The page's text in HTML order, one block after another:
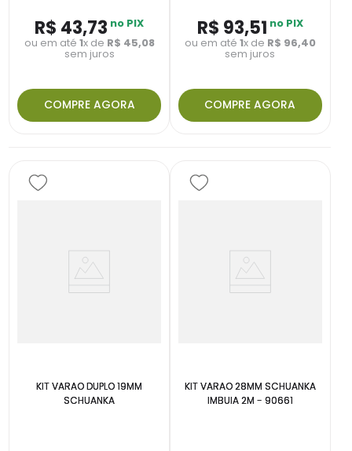
R$ 43,73 no PIX
ou em até 1x de R$ 45,08
sem juros
COMPRE AGORA
R$ 93,51 no PIX
ou em até 1x de R$ 96,40
sem juros
COMPRE AGORA
KIT VARAO DUPLO 19MM
SCHUANKA
KIT VARAO 28MM SCHUANKA
IMBUIA 2M - 90661